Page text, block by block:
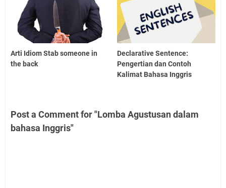
Arti Idiom Stab someone in
the back
Declarative Sentence:
Pengertian dan Contoh
Kalimat Bahasa Inggris
Post a Comment for "Lomba Agustusan dalam
bahasa Inggris"